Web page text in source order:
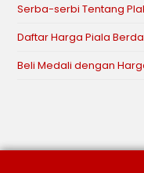
Serba-serbi Tentang
Daftar Harga Piala
Beli Medali dengan